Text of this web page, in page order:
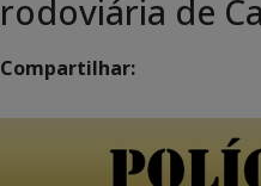
rodoviária de
Compartilhar: